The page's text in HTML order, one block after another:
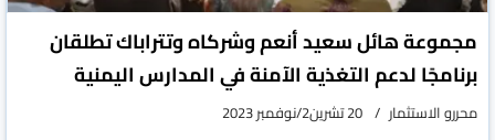
مجموعة هائل سعيد أنعم وشركاه وتتراباك تطلقان
برنامجًا لدعم التغذية الآمنة في المدارس اليمنية
محررو الاستثمار 20 تشرين2/نوفمبر 2023